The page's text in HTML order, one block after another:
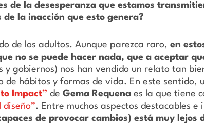
de la desesperanza que estamos
de la inacción que esto genera?
de los adultos. Aunque parezca raro,en
no se puede hacer nada, que a aceptar
y gobiernos) nos han vendido un relato tan
de hábitos y formas de vida. En este sentido,
Impact” deGema Requena es la que tiene
. Entre muchos aspectos destacables
de provocar cambios) está muy